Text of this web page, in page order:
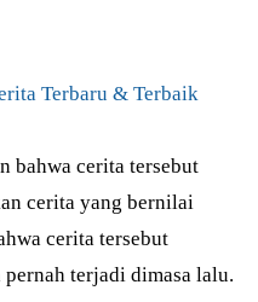
Terbaru & Terbaik
bahwa cerita tersebut
cerita yang bernilai
cerita tersebut
terjadi dimasa lalu.